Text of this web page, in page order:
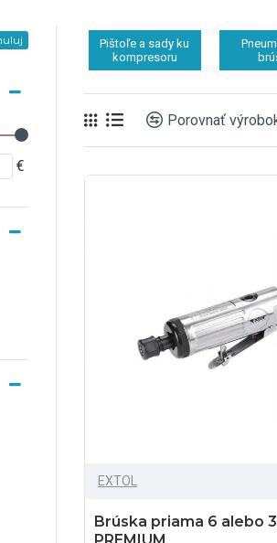
€
Pištoľe a sady ku
kompresoru
Porovnať
EXTOL
Brúska priama 6 alebo
PREMIUM